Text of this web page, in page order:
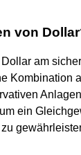
von
am
Kombination
ein